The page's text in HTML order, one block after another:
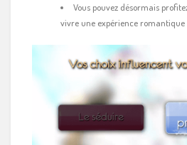
Vous pouvez désormais
vivre une expérience romantique